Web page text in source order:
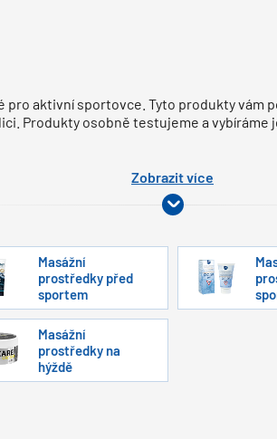
pro aktivní sportovce. Tyto produkty vám
Produkty osobně testujeme a vybíráme
Zobrazit více
Masážní
prostředky před
sportem
Masážní
prostředky na
hýždě